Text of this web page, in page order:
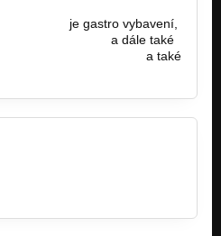
je gastro vybavení,
a dále také
a také